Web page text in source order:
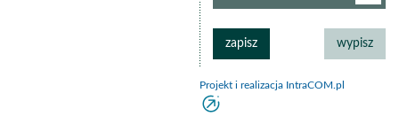
Projekt i realizacja IntraCOM.pl